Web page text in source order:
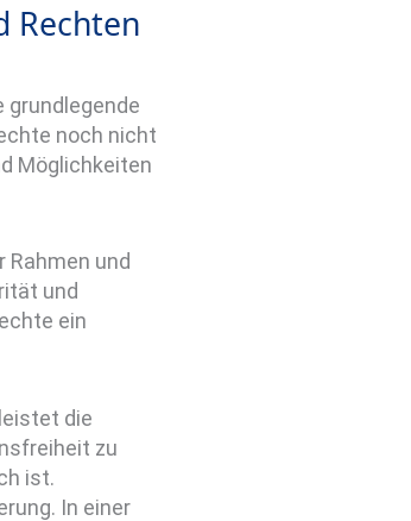
Rechten
grundlegende
noch nicht
Möglichkeiten
und
und
ein
die
zu
ist.
In einer